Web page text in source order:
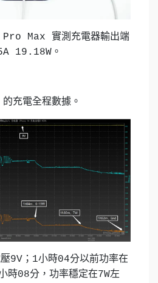
Max 實測充電器輸出端
19.18W。
充電全程數據。
9V；1小時04分以前功率在
時08分，功率穩定在7W左